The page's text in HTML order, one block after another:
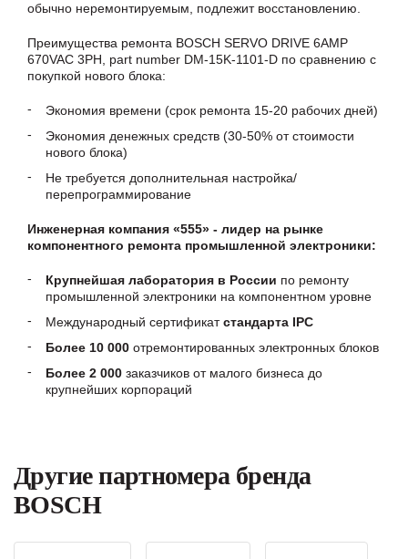
обычно неремонтируемым, подлежит восстановлению.
Преимущества ремонта BOSCH SERVO DRIVE 6AMP
670VAC 3PH, part number DM-15K-1101-D по сравнению с
покупкой нового блока:
Экономия времени (срок ремонта 15-20 рабочих дней)
Экономия денежных средств (30-50% от стоимости
нового блока)
Не требуется дополнительная настройка/
перепрограммирование
Инженерная компания «555» - лидер на рынке
компонентного ремонта промышленной электроники:
Крупнейшая лаборатория в России по ремонту
промышленной электроники на компонентном уровне
Международный сертификатстандарта IPC
Более 10 000 отремонтированных электронных блоков
Более 2 000 заказчиков от малого бизнеса до
крупнейших корпораций
Другие партномера бренда
BOSCH